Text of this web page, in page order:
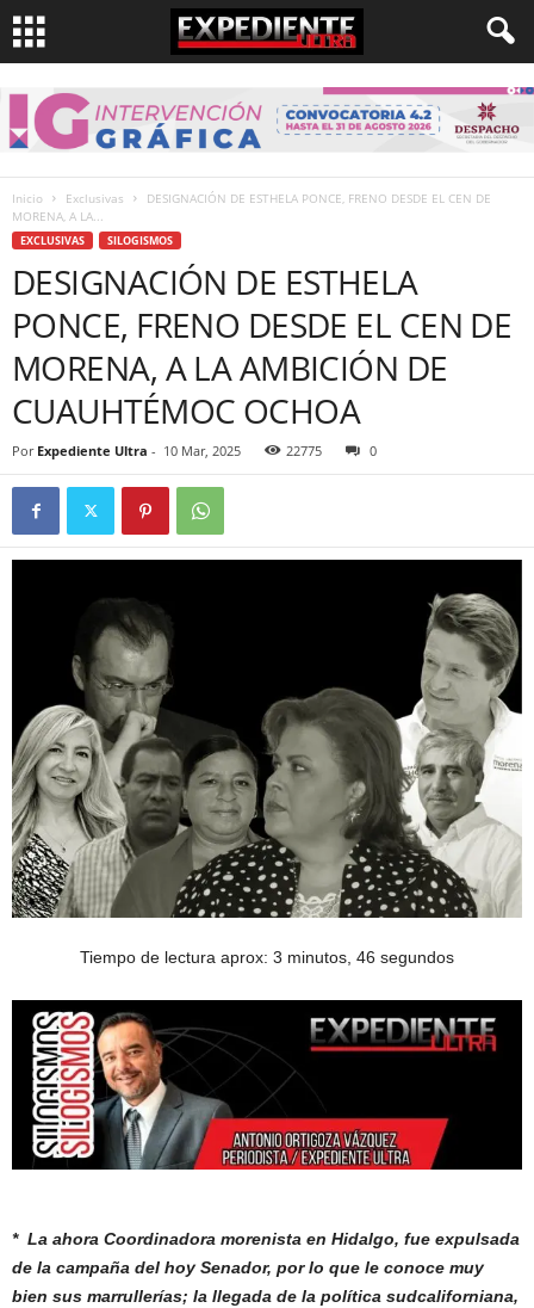
Inicio Exclusivas
DESIGNACIÓN DE ESTHELA PONCE, FRENO DESDE EL CEN DE
MORENA, A LA...
EXCLUSIVAS SILOGISMOS
DESIGNACIÓN DE ESTHELA
PONCE, FRENO DESDE EL CEN DE
MORENA, A LA AMBICIÓN DE
CUAUHTÉMOC OCHOA
Por Expediente Ultra - 10 Mar, 2025 22775 0
Tiempo de lectura aprox: 3 minutos, 46 segundos
* La ahora Coordinadora morenista en Hidalgo, fue expulsada
de la campaña del hoy Senador, por lo que le conoce muy
bien sus marrullerías; la llegada de la política sudcaliforniana,